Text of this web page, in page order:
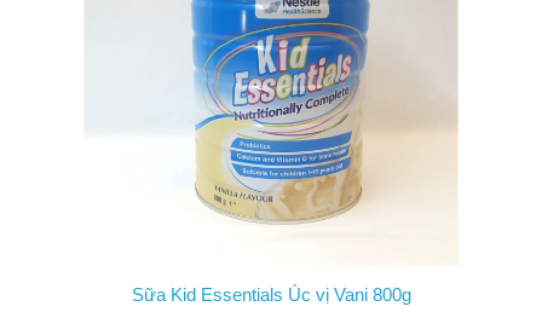
Sữa Kid Essentials Úc vị Vani 800g